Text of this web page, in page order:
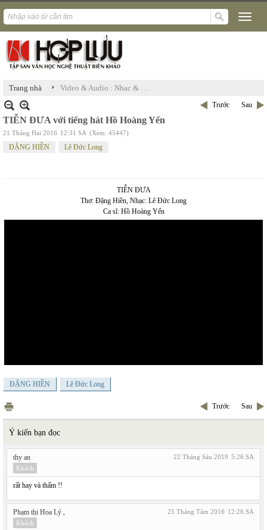
Trang nhà › Video & Audio : Nhạc & . . .
Trước Sau
TIỄN ĐƯA với tiếng hát Hồ Hoàng Yến
21 Tháng Hai 2016 12:31 SA (Xem: 45447)
ĐẶNG HIỀN Lê Đức Long
TIỄN ĐƯA
Thơ: Đặng Hiền, Nhạc: Lê Đức Long
Ca sĩ: Hồ Hoàng Yến
ĐẶNG HIỀN Lê Đức Long
Trước Sau
Ý kiến bạn đọc
22 Tháng Sáu 2019 5:26 SA
thy an
Khách
rất hay và thấm !!
25 Tháng Tám 2016 12:26 SA
Phạm tḥi Hoa Lý ,
Khách